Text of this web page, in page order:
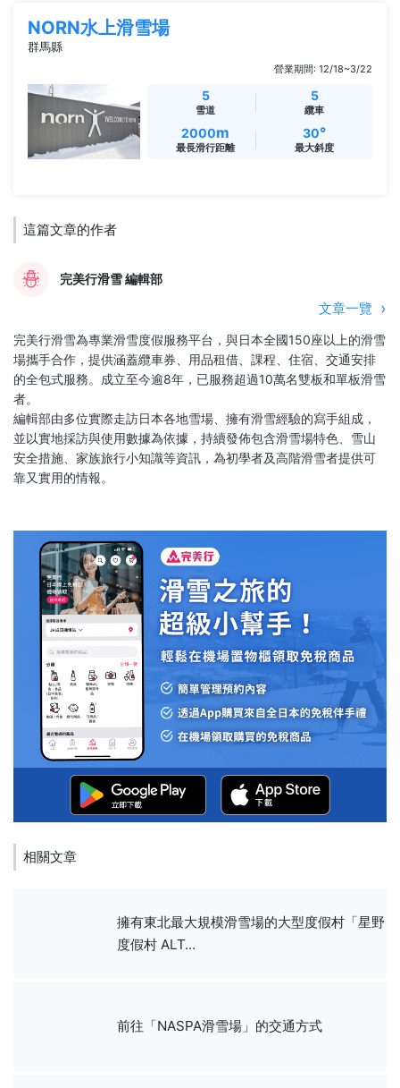
NORN水上滑雪場
群馬縣
營業期間: 12/18~3/22
5
雪道
5
纜車
2000m
最長滑行距離
30°
最大斜度
這篇文章的作者
完美行滑雪 編輯部
文章一覽
完美行滑雪為專業滑雪度假服務平台，與日本全國150座以上的滑雪
場攜手合作，提供涵蓋纜車券、用品租借、課程、住宿、交通安排
的全包式服務。成立至今逾8年，已服務超過10萬名雙板和單板滑雪
者。
編輯部由多位實際走訪日本各地雪場、擁有滑雪經驗的寫手組成，
並以實地採訪與使用數據為依據，持續發佈包含滑雪場特色、雪山
安全措施、家族旅行小知識等資訊，為初學者及高階滑雪者提供可
相關文章
擁有東北最大規模滑雪場的大型度假村「星野
度假村 ALT...
前往「NASPA滑雪場」的交通方式